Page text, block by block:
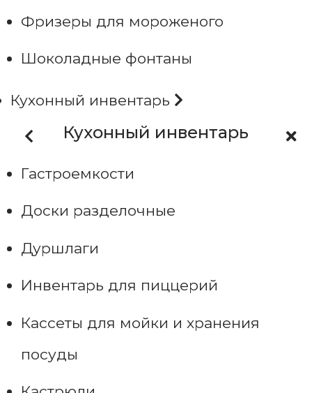
Фризеры для мороженого
Шоколадные фонтаны
Кухонный инвентарь
Кухонный инвентарь
Гастроемкости
Доски разделочные
Дуршлаги
Инвентарь для пиццерий
Кассеты для мойки и хранения
посуды